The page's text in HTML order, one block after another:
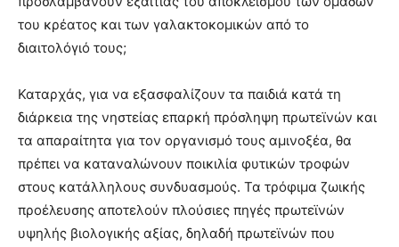
του κρέατος και των γαλακτοκομικών από το
διαιτολόγιό τους;
Καταρχάς, για να εξασφαλίζουν τα παιδιά κατά τη
διάρκεια της νηστείας επαρκή πρόσληψη πρωτεϊνών και
τα απαραίτητα για τον οργανισμό τους αμινοξέα, θα
πρέπει να καταναλώνουν ποικιλία φυτικών τροφών
στους κατάλληλους συνδυασμούς. Τα τρόφιμα ζωικής
προέλευσης αποτελούν πλούσιες πηγές πρωτεϊνών
υψηλής βιολογικής αξίας, δηλαδή πρωτεϊνών που